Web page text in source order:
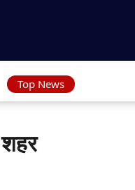
Top News